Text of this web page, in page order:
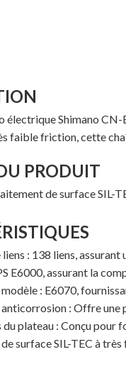
électrique Shimano
faible friction, cette
PRODUIT
de surface SIL-
: 138 liens, assurant
E6000, assurant la
: E6070,
: Offre une
du plateau : Conçu pour
surface SIL-TEC à